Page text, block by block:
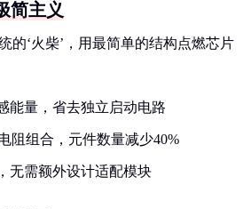
简主义
的‘火柴’，用最简单的结构点燃芯片
能量，省去独立启动电路
阻组合，元件数量减少40%
无需额外设计适配模块